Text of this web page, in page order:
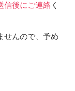
信後にご連絡 く
せんので、予め